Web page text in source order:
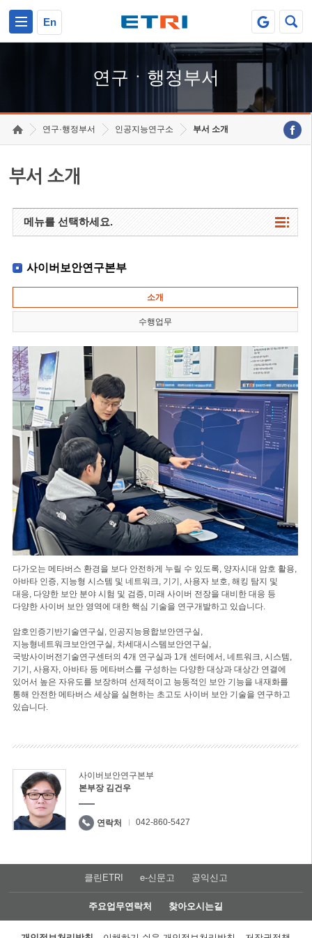
En
연구ㆍ행정부서
연구·행정부서 인공지능연구소 부서 소개
부서 소개
메뉴를 선택하세요.
사이버보안연구본부
소개
수행업무
다가오는 메타버스 환경을 보다 안전하게 누릴 수 있도록, 양자시대 암호 활용,
아바타 인증, 지능형 시스템 및 네트워크, 기기, 사용자 보호, 해킹 탐지 및
대응, 다양한 보안 분야 시험 및 검증, 미래 사이버 전장을 대비한 대응 등
다양한 사이버 보안 영역에 대한 핵심 기술을 연구개발하고 있습니다.
암호인증기반기술연구실, 인공지능융합보안연구실,
지능형네트워크보안연구실, 차세대시스템보안연구실,
국방사이버전기술연구센터의 4개 연구실과 1개 센터에서, 네트워크, 시스템,
기기, 사용자, 아바타 등 메타버스를 구성하는 다양한 대상과 대상간 연결에
있어서 높은 자유도를 보장하며 선제적이고 능동적인 보안 기능을 내재화를
통해 안전한 메타버스 세상을 실현하는 초고도 사이버 보안 기술을 연구하고
있습니다.
사이버보안연구본부
본부장 김건우
연락처 042-860-5427
클린ETRI e-신문고 공익신고
주요업무연락처 찾아오시는길